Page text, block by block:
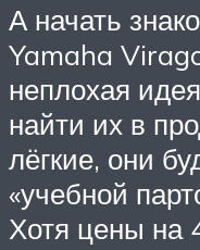
А начать
Yamaha
неплохая
найти их в
лёгкие, они
«учебной
Хотя цены на